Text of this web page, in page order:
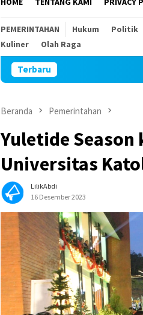
PEMERINTAHAN Hukum Politik
Kuliner
Olah Raga
Terbaru
Beranda Pemerintahan
Yuletide Season
Universitas
LilikAbdi
16 Desember 2023